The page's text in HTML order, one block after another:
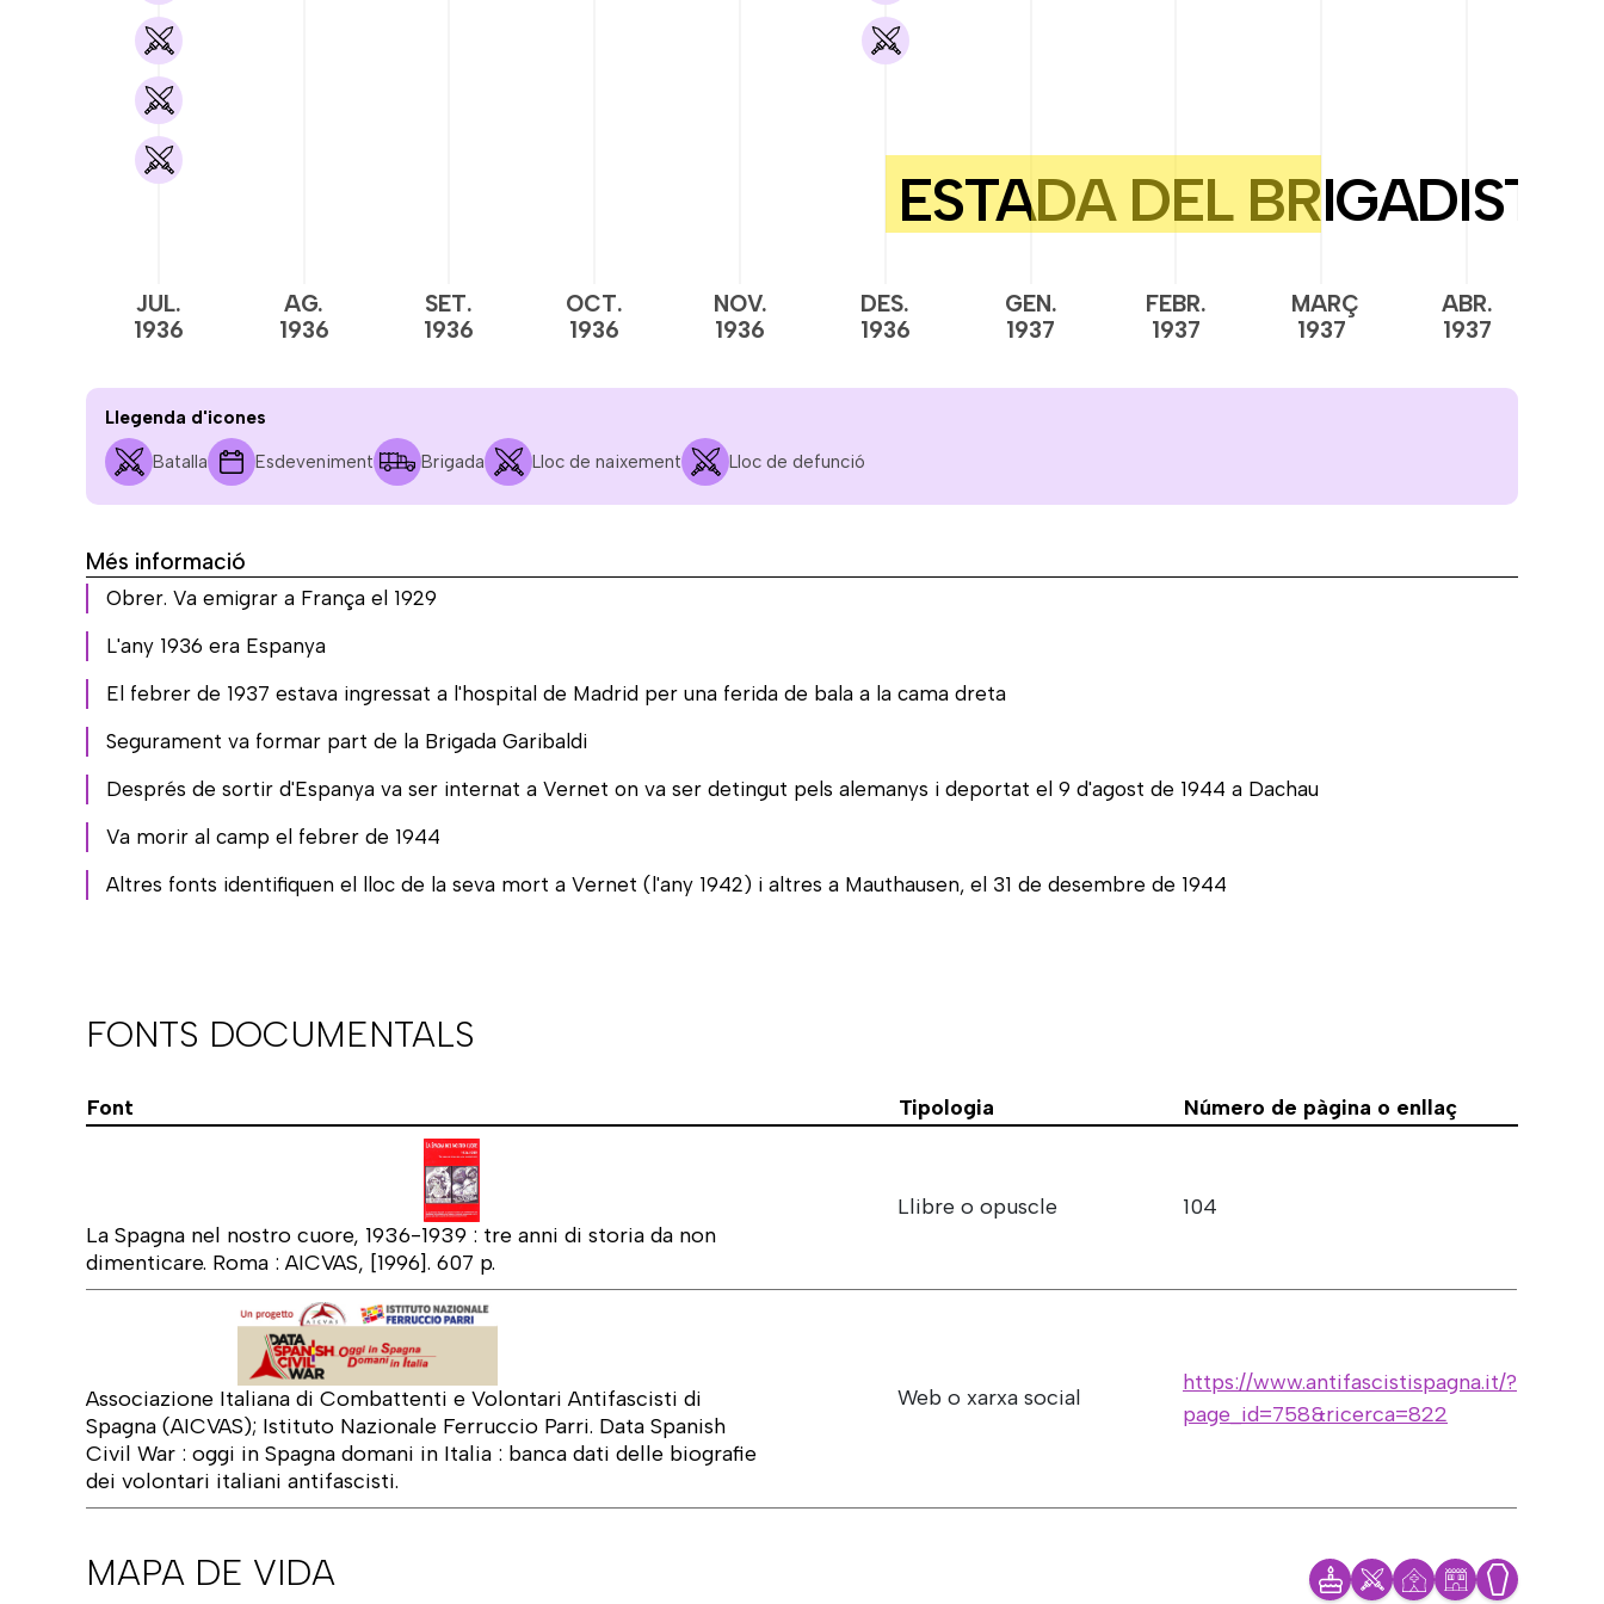
JUL.
1936
AG.
1936
SET.
1936
OCT.
1936
NOV.
1936
DES.
1936
GEN.
1937
FEBR.
1937
MARÇ
1937
ABR.
1937
Llegenda d'icones
Batalla Esdeveniment Brigada Lloc de naixement Lloc de defunció
Més informació
Obrer. Va emigrar a França el 1929
L'any 1936 era Espanya
El febrer de 1937 estava ingressat a l'hospital de Madrid per una ferida de bala a la cama dreta
Segurament va formar part de la Brigada Garibaldi
Després de sortir d'Espanya va ser internat a Vernet on va ser detingut pels alemanys i deportat el 9 d'agost de 1944 a Dachau
Va morir al camp el febrer de 1944
Altres fonts identifiquen el lloc de la seva mort a Vernet (l'any 1942) i altres a Mauthausen, el 31 de desembre de 1944
FONTS DOCUMENTALS
Font Tipologia Número de pàgina o enllaç
La Spagna nel nostro cuore, 1936-1939 : tre anni di storia da non
dimenticare. Roma : AICVAS, [1996]. 607 p.
Llibre o opuscle 104
Associazione Italiana di Combattenti e Volontari Antifascisti di
Spagna (AICVAS); Istituto Nazionale Ferruccio Parri. Data Spanish
Civil War : oggi in Spagna domani in Italia : banca dati delle biografie
dei volontari italiani antifascisti.
Web o xarxa social
https://www.antifascistispagna.it/?
page_id=758&ricerca=822
MAPA DE VIDA